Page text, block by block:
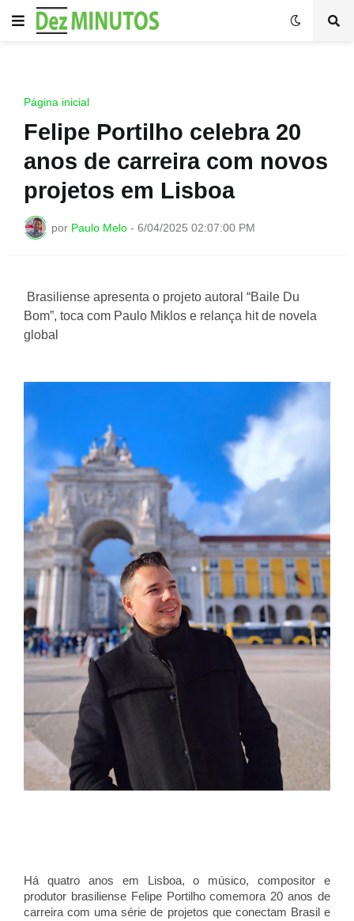
Página inicial
Felipe Portilho celebra 20
anos de carreira com novos
projetos em Lisboa
por Paulo Melo - 6/04/2025 02:07:00 PM
Brasiliense apresenta o projeto autoral “Baile Du
Bom”, toca com Paulo Miklos e relança hit de novela
global
Há quatro anos em Lisboa, o músico, compositor e
produtor brasiliense Felipe Portilho comemora 20 anos de
carreira com uma série de projetos que conectam Brasil e